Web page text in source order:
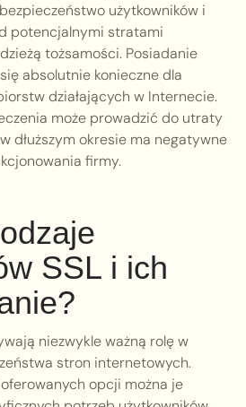
użytkowników i
potencjalnymi stratami
tożsamości. Posiadanie
absolutnie konieczne dla
działających w Internecie.
może prowadzić do utraty
dłuższym okresie ma negatywne
firmy.
SSL i ich
niezwykle ważną rolę w
stron internetowych.
opcji można je